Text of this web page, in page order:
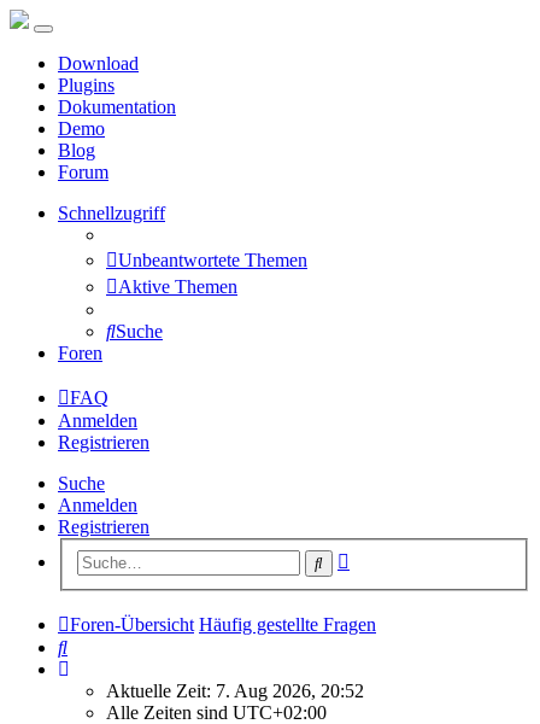
Download
Plugins
Dokumentation
Demo
Blog
Forum
Schnellzugriff
Unbeantwortete Themen
Aktive Themen
Suche
Foren
FAQ
Anmelden
Registrieren
Suche
Anmelden
Registrieren
Suche
Foren-Übersicht Häufig gestellte Fragen
Suche
Aktuelle Zeit: 7. Aug 2026, 20:52
Alle Zeiten sind UTC+02:00